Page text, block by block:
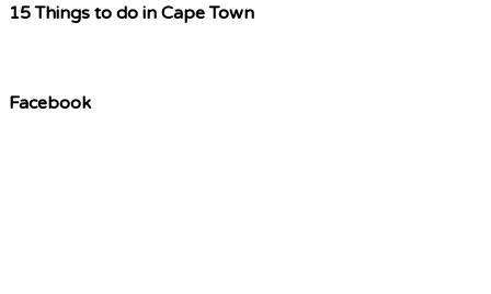
15 Things to do in Cape Town
Facebook